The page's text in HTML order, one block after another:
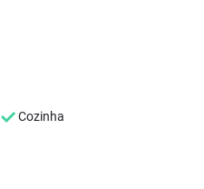
Cozinha